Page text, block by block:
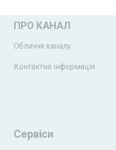
ПРО КАНАЛ
Обличчя каналу
Контактна інформація
Сервіси